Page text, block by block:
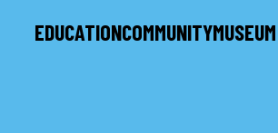
EDUCATIONCOMMUNITYMUSEUM